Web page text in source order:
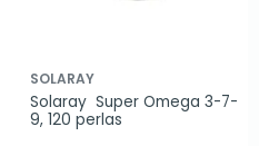
SOLARAY
Solaray  Super Omega 3-7-
9, 120 perlas